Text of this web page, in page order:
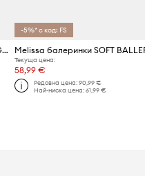
Балеринки Melissa MELISSA ULTRAGIRL CLASSIC BOW AD
-5%* с код: FS
Текуща цена:
58,99 €
Редовна цена: 90,99 €
Най-ниска цена: 61,99 €